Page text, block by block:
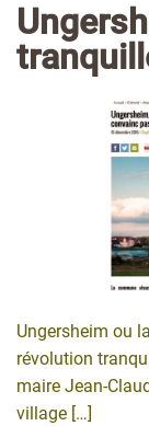
Ungersheim ou
révolution
maire Jean-
village […]